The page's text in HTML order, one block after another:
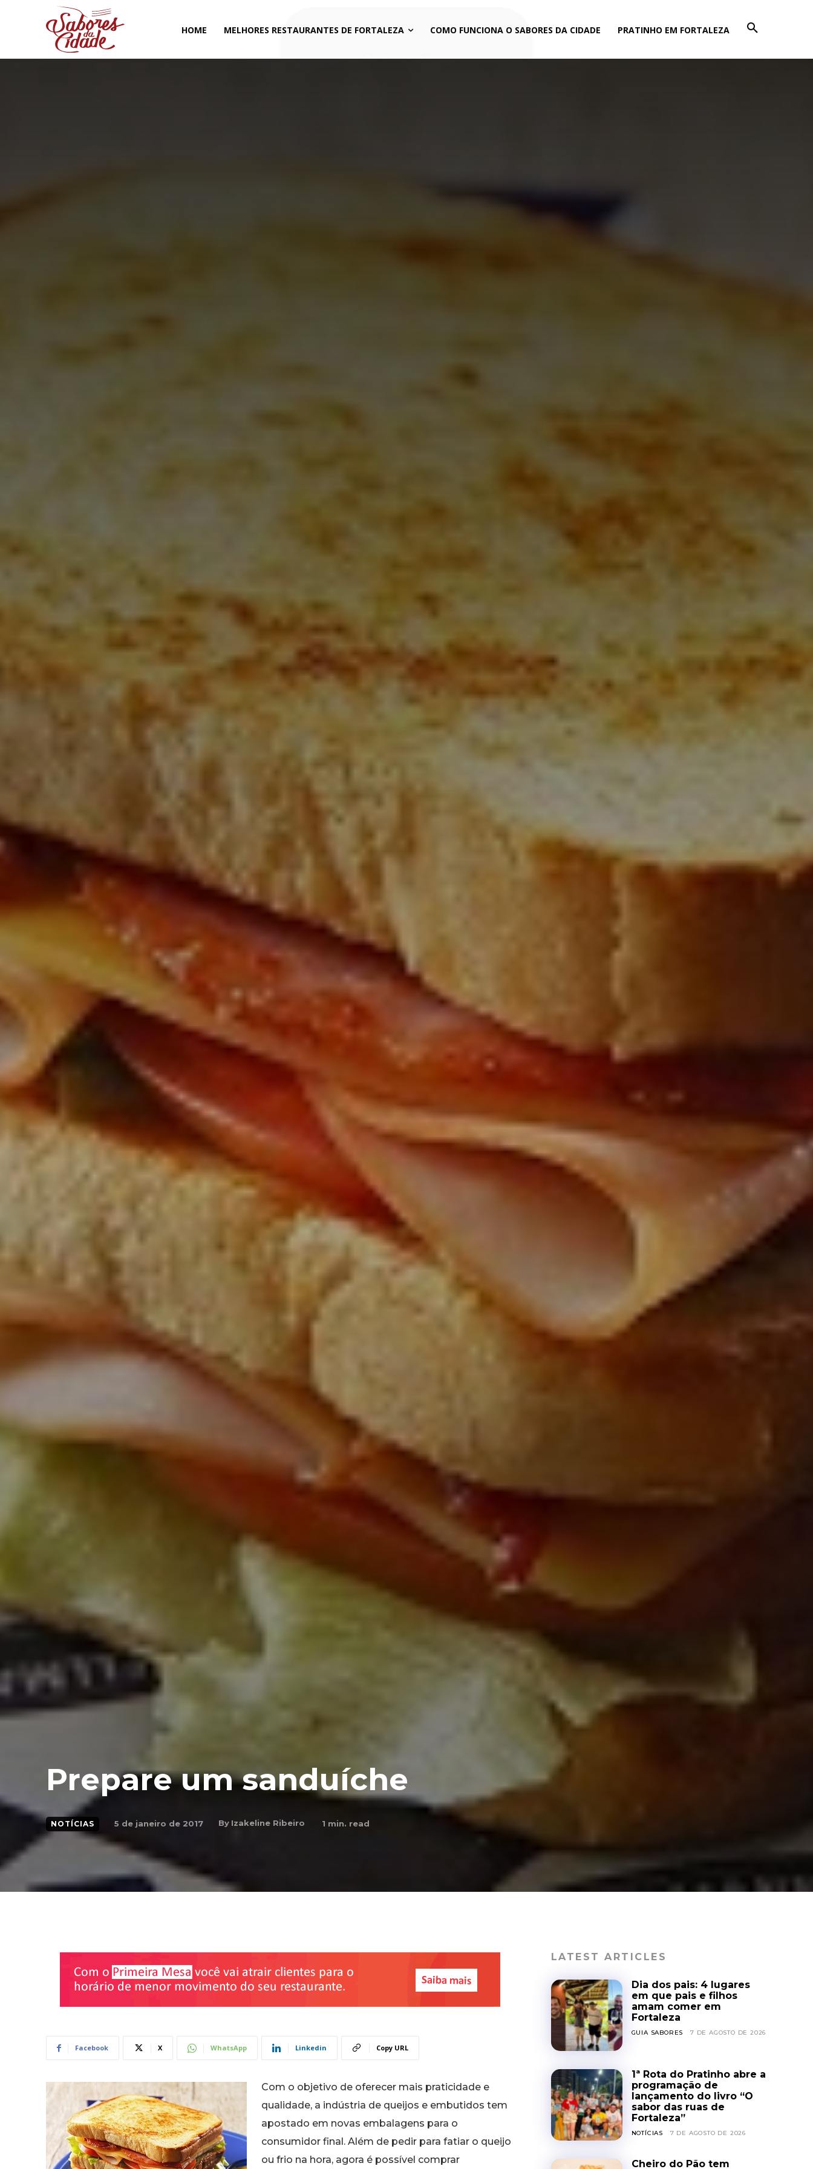
HOME MELHORES RESTAURANTES DE FORTALEZA COMO FUNCIONA O SABORES DA CIDADE PRATINHO EM FORTALEZA
Prepare um sanduíche
NOTÍCIAS 5 de janeiro de 2017 By Izakeline Ribeiro 1 min. read
Facebook X WhatsApp Linkedin Copy URL
Com o objetivo de oferecer mais praticidade e
qualidade, a indústria de queijos e embutidos tem
apostado em novas embalagens para o
consumidor final. Além de pedir para fatiar o queijo
ou frio na hora, agora é possível comprar
LATEST ARTICLES
Dia dos pais: 4 lugares
em que pais e filhos
amam comer em
Fortaleza
GUIA SABORES 7 DE AGOSTO DE 2026
1ª Rota do Pratinho abre a
programação de
lançamento do livro “O
sabor das ruas de
Fortaleza”
NOTÍCIAS 7 DE AGOSTO DE 2026
Cheiro do Pão tem